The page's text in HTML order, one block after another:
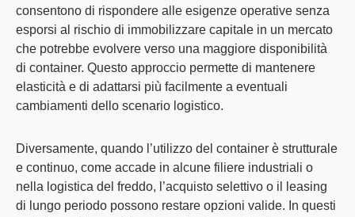
consentono di rispondere alle esigenze operative senza
esporsi al rischio di immobilizzare capitale in un mercato
che potrebbe evolvere verso una maggiore disponibilità
di container. Questo approccio permette di mantenere
elasticità e di adattarsi più facilmente a eventuali
cambiamenti dello scenario logistico.
Diversamente, quando l’utilizzo del container è strutturale
e continuo, come accade in alcune filiere industriali o
nella logistica del freddo, l’acquisto selettivo o il leasing
di lungo periodo possono restare opzioni valide. In questi